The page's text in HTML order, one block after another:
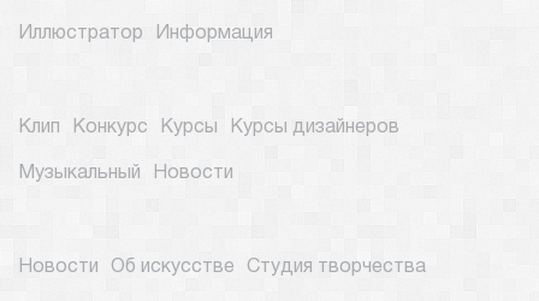
Иллюстратор Информация
Клип Конкурс Курсы Курсы дизайнеров
Музыкальный Новости
Новости Об искусстве Студия творчества